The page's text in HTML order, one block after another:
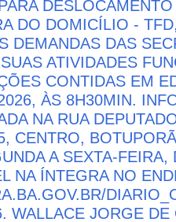
DO DOMICÍLIO -
DEMANDAS DAS
ATIVIDADES
CONTIDAS EM
ÀS 8H30MIN.
NA RUA
CENTRO,
A SEXTA-
NA ÍNTEGRA NO
WALLACE JORGE